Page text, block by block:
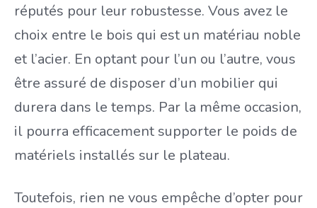
réputés pour leur robustesse. Vous avez le
choix entre le bois qui est un matériau noble
et l’acier. En optant pour l’un ou l’autre, vous
être assuré de disposer d’un mobilier qui
durera dans le temps. Par la même occasion,
il pourra efficacement supporter le poids de
matériels installés sur le plateau.
Toutefois, rien ne vous empêche d’opter pour